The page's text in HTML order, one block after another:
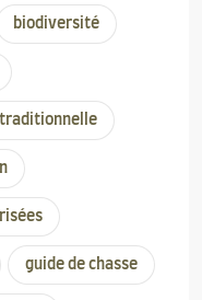
biodiversité
traditionnelle
guide de chasse